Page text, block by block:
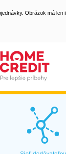
Obrázok má len